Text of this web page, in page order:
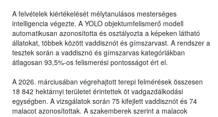
A felvételek kiértékelését mélytanulásos mesterséges
intelligencia végezte. A YOLO objektumfelismerő modell
automatikusan azonosította és osztályozta a képeken látható
állatokat, többek között vaddisznót és gímszarvast. A rendszer a
tesztek során a vaddisznó és gímszarvas kategóriákban
átlagosan 93,5%-os felismerési pontosságot ért el.
A 2026. márciusában végrehajtott terepi felmérések összesen
18 842 hektárnyi területet érintettek öt vadgazdálkodási
egységben. A vizsgálatok során 75 kifejlett vaddisznót és 74
malacot azonosítottak. A szakemberek szerint a malacok